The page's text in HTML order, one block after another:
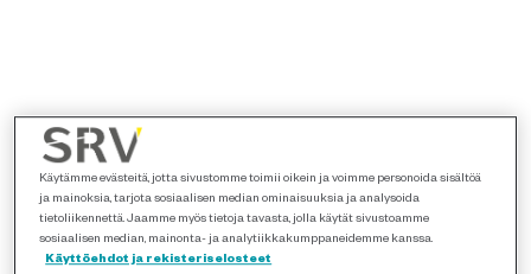
Käytämme evästeitä, jotta sivustomme toimii oikein ja voimme personoida sisältöä
ja mainoksia, tarjota sosiaalisen median ominaisuuksia ja analysoida
tietoliikennettä. Jaamme myös tietoja tavasta, jolla käytät sivustoamme
sosiaalisen median, mainonta- ja analytiikkakumppaneidemme kanssa.
Käyttöehdot ja rekisteriselosteet